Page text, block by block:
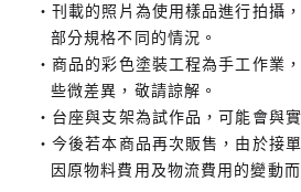
刊載的照片為使用樣品進行拍攝
部分規格不同的情況。
商品的彩色塗裝工程為手工作業
些微差異，敬請諒解。
台座與支架為試作品，可能會與
今後若本商品再次販售，由於接
因原物料費用及物流費用的變動而